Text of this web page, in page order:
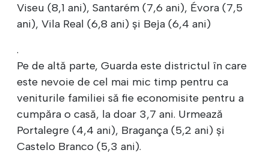
Viseu (8,1 ani), Santarém (7,6 ani), Évora (7,5
ani), Vila Real (6,8 ani) și Beja (6,4 ani)
.
Pe de altă parte, Guarda este districtul în care
este nevoie de cel mai mic timp pentru ca
veniturile familiei să fie economisite pentru a
cumpăra o casă, la doar 3,7 ani. Urmează
Portalegre (4,4 ani), Bragança (5,2 ani) și
Castelo Branco (5,3 ani).